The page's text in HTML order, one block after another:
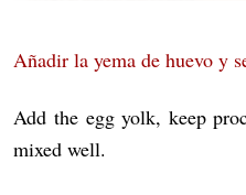
Añadir la yema de huevo y
Add the egg yolk, keep
mixed well.